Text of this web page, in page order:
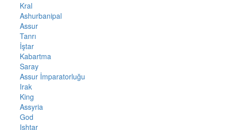
Kral
Ashurbanipal
Assur
Tanrı
İştar
Kabartma
Saray
Assur İmparatorluğu
Irak
King
Assyria
God
Ishtar